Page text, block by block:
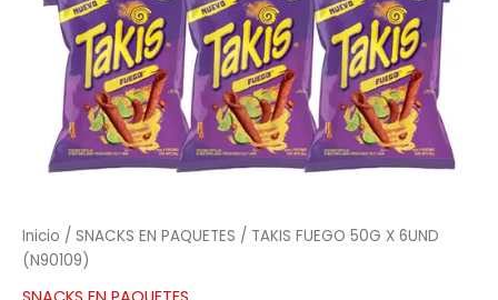
Inicio / SNACKS EN PAQUETES / TAKIS FUEGO 50G X 6UND
(N90109)